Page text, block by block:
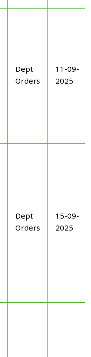
Dept
Orders
11-09-
2025
Dept
Orders
15-09-
2025